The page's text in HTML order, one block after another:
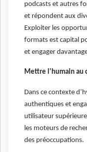
podcasts et autres
et répondent aux
Exploiter les
formats est capital
et engager
Mettre l'humain au
Dans ce contexte
authentiques et
utilisateur
les moteurs de
des préoccupations.